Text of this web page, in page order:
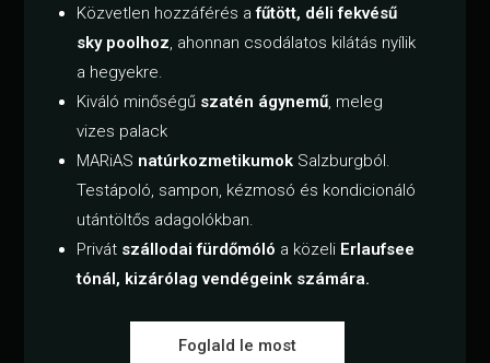
Közvetlen hozzáférés afűtött, déli fekvésű
sky poolhoz, ahonnan csodálatos kilátás nyílik
a hegyekre.
Kiváló minőségű szatén ágynemű, meleg
vizes palack
MARiAS natúrkozmetikumok Salzburgból.
Testápoló, sampon, kézmosó és kondicionáló
utántöltős adagolókban.
Privát szállodai fürdőmóló a közeli Erlaufsee
tónál, kizárólag vendégeink számára.
Foglald le most